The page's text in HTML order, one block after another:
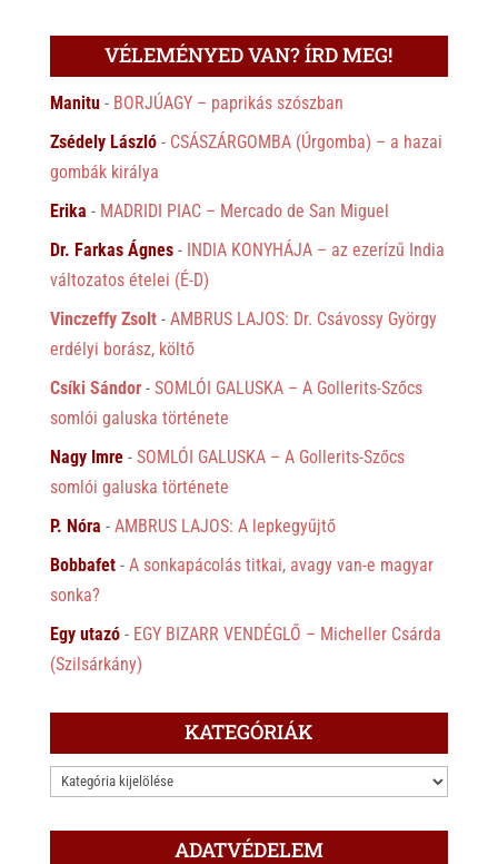
VÉLEMÉNYED VAN? ÍRD MEG!
Manitu- BORJÚAGY – paprikás szószban
Zsédely László- CSÁSZÁRGOMBA (Úrgomba) – a hazai
gombák királya
Erika - MADRIDI PIAC – Mercado de San Miguel
Dr. Farkas Ágnes- INDIA KONYHÁJA – az ezerízű India
változatos ételei (É-D)
Vinczeffy Zsolt- AMBRUS LAJOS: Dr. Csávossy György
erdélyi borász, költő
Csíki Sándor- SOMLÓI GALUSKA – A Gollerits-Szőcs
somlói galuska története
Nagy Imre- SOMLÓI GALUSKA – A Gollerits-Szőcs
somlói galuska története
P. Nóra - AMBRUS LAJOS: A lepkegyűjtő
Bobbafet- A sonkapácolás titkai, avagy van-e magyar
sonka?
Egy utazó- EGY BIZARR VENDÉGLŐ – Micheller Csárda
(Szilsárkány)
KATEGÓRIÁK
KATEGÓRIÁK
ADATVÉDELEM